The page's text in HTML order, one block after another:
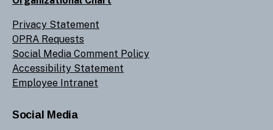
Privacy Statement
OPRA Requests
Social Media Comment Policy
Accessibility Statement
Employee Intranet
Social Media